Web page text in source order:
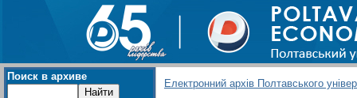
Поиск в архиве
Електронний архів Полтавського